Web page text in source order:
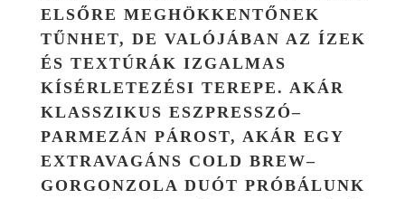
ELSŐRE MEGHÖKKENTŐNEK
TŰNHET, DE VALÓJÁBAN AZ ÍZEK
ÉS TEXTÚRÁK IZGALMAS
KÍSÉRLETEZÉSI TEREPE. AKÁR
KLASSZIKUS ESZPRESSZÓ–
PARMEZÁN PÁROST, AKÁR EGY
EXTRAVAGÁNS COLD BREW–
GORGONZOLA DUÓT PRÓBÁLUNK